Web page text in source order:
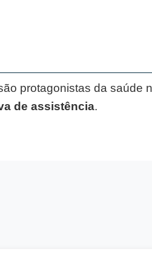
protagonistas da
de assistência.